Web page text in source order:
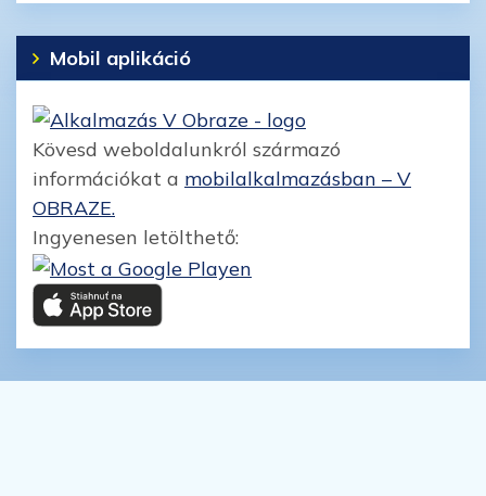
Mobil aplikáció
Kövesd weboldalunkról származó
információkat a mobilalkalmazásban – V
OBRAZE.
Ingyenesen letölthető: